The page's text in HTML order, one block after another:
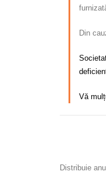
Din
Vă
Distribuie